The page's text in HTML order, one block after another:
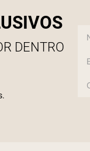
DENTRO